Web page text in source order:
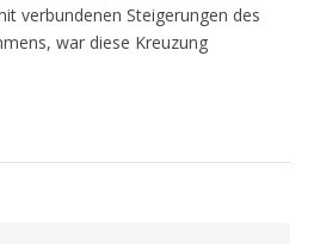
verbundenen Steigerungen des
war diese Kreuzung